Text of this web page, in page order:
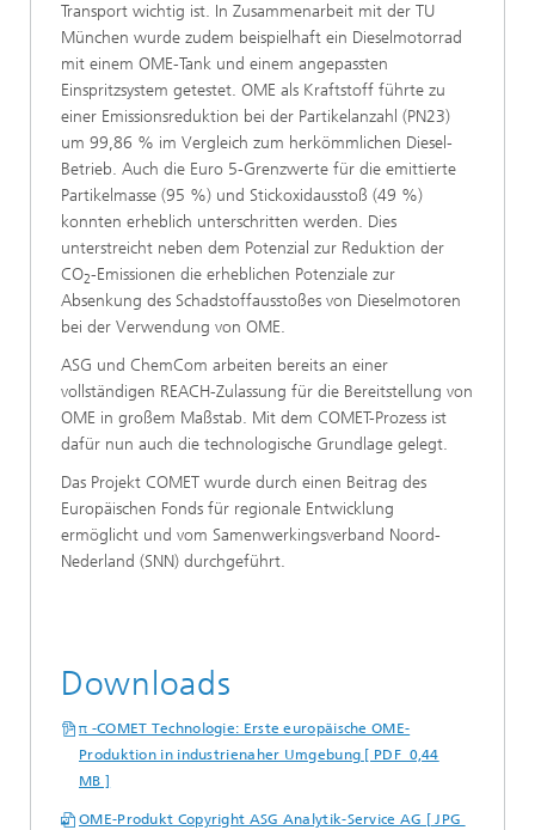
Transport wichtig ist. In Zusammenarbeit mit der TU
München wurde zudem beispielhaft ein Dieselmotorrad
mit einem OME-Tank und einem angepassten
Einspritzsystem getestet. OME als Kraftstoff führte zu
einer Emissionsreduktion bei der Partikelanzahl (PN23)
um 99,86 % im Vergleich zum herkömmlichen Diesel-
Betrieb. Auch die Euro 5-Grenzwerte für die emittierte
Partikelmasse (95 %) und Stickoxidausstoß (49 %)
konnten erheblich unterschritten werden. Dies
unterstreicht neben dem Potenzial zur Reduktion der
CO2-Emissionen die erheblichen Potenziale zur
Absenkung des Schadstoffausstoßes von Dieselmotoren
bei der Verwendung von OME.
ASG und ChemCom arbeiten bereits an einer
vollständigen REACH-Zulassung für die Bereitstellung von
OME in großem Maßstab. Mit dem COMET-Prozess ist
dafür nun auch die technologische Grundlage gelegt.
Das Projekt COMET wurde durch einen Beitrag des
Europäischen Fonds für regionale Entwicklung
ermöglicht und vom Samenwerkingsverband Noord-
Nederland (SNN) durchgeführt.
Downloads
π -COMET Technologie: Erste europäische OME-
Produktion in industrienaher Umgebung [ PDF 0,44
MB ]
OME-Produkt Copyright ASG Analytik-Service AG [ JPG